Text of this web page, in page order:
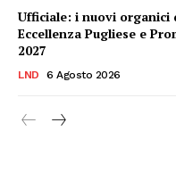
Ufficiale: i nuovi
Eccellenza Pugliese e
2027
LND 6 Agosto 2026